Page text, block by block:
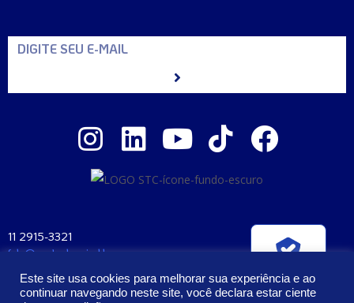
11 2915-3321
fale@santaclara.ind.br
CEP: 04225-000
Este site usa cookies para melhorar sua experiência e ao
continuar navegando neste site, você declara estar ciente